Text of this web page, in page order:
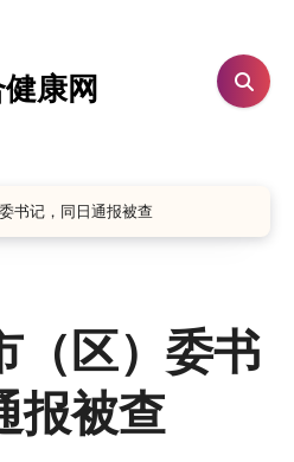
康网
书记，同日通报被查
（区）委书
报被查